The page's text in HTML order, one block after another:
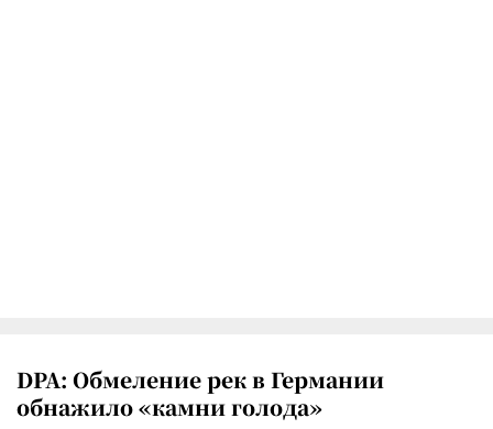
DPA: Обмеление рек в Германии
обнажило «камни голода»